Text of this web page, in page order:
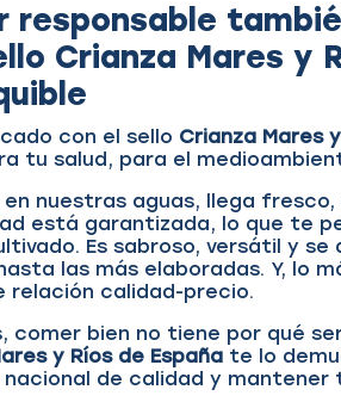
responsable
Crianza Mares y
con el sello Crianza Mares
tu salud, para el
nuestras aguas, llega
está garantizada, lo que te
Es sabroso, versátil y
las más elaboradas. Y, lo
relación calidad-precio.
comer bien no tiene por qué
y Ríos de España te lo
de calidad y mantener